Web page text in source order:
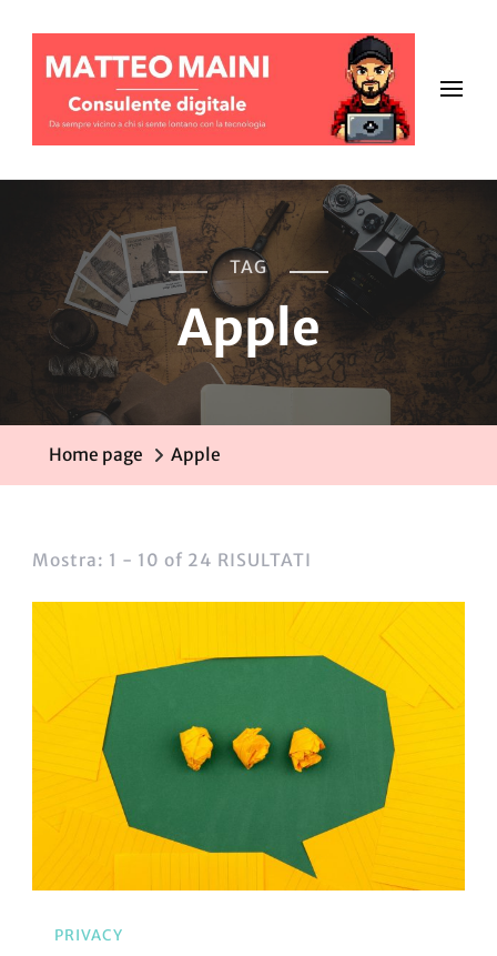
TAG
Apple
Home page Apple
Mostra: 1 - 10 of 24 RISULTATI
PRIVACY